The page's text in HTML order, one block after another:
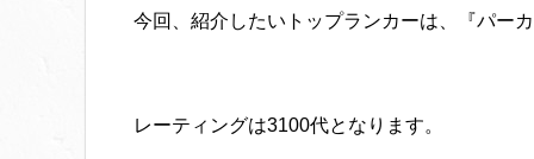
今回、紹介したいトップランカーは、『パー
レーティングは3100代となります。